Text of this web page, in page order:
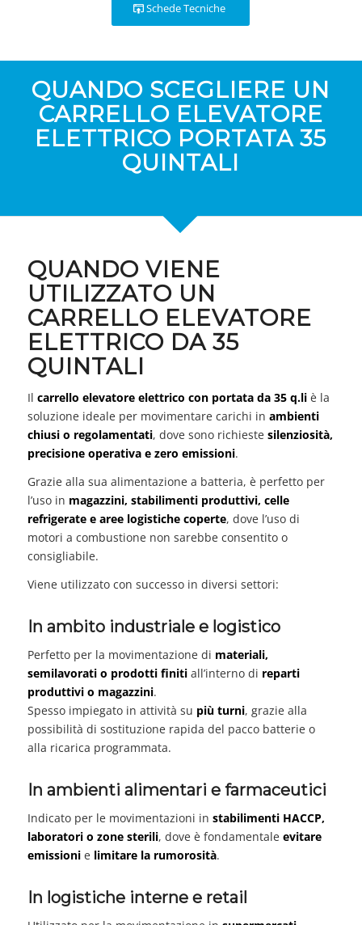
Schede Tecniche
QUANDO SCEGLIERE UN
CARRELLO ELEVATORE
ELETTRICO PORTATA 35
QUINTALI
QUANDO VIENE
UTILIZZATO UN
CARRELLO ELEVATORE
ELETTRICO DA 35
QUINTALI
Il carrello elevatore elettrico con portata da 35 q.liè la
soluzione ideale per movimentare carichi in ambienti
chiusi o regolamentati, dove sono richieste silenziosità,
precisione operativa e zero emissioni.
Grazie alla sua alimentazione a batteria, è perfetto per
l’uso in magazzini, stabilimenti produttivi, celle
refrigerate e aree logistiche coperte, dove l’uso di
motori a combustione non sarebbe consentito o
consigliabile.
Viene utilizzato con successo in diversi settori:
In ambito industriale e logistico
Perfetto per la movimentazione di materiali,
semilavorati o prodotti finitiall’interno di reparti
produttivi o magazzini.
Spesso impiegato in attività su più turni, grazie alla
possibilità di sostituzione rapida del pacco batterie o
alla ricarica programmata.
In ambienti alimentari e farmaceutici
Indicato per le movimentazioni in stabilimenti HACCP,
laboratori o zone sterili, dove è fondamentale evitare
emissionie limitare la rumorosità.
In logistiche interne e retail